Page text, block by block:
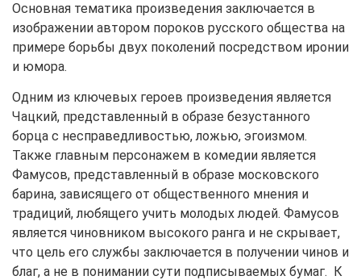
Основная тематика произведения заключается в
изображении автором пороков русского общества на
примере борьбы двух поколений посредством иронии
и юмора.
Одним из ключевых героев произведения является
Чацкий, представленный в образе безустанного
борца с несправедливостью, ложью, эгоизмом.
Также главным персонажем в комедии является
Фамусов, представленный в образе московского
барина, зависящего от общественного мнения и
традиций, любящего учить молодых людей. Фамусов
является чиновником высокого ранга и не скрывает,
что цель его службы заключается в получении чинов и
благ, а не в понимании сути подписываемых бумаг. К